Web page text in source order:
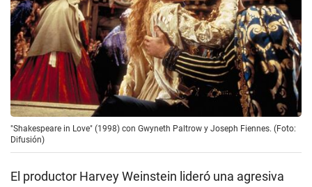
"Shakespeare in Love" (1998) con Gwyneth Paltrow y Joseph Fiennes. (Foto:
Difusión)
El productor Harvey Weinstein lideró una agresiva